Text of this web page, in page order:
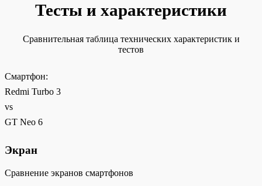
Тесты и характеристики
Сравнительная таблица технических характеристик и
тестов
Смартфон:
Redmi Turbo 3
vs
GT Neo 6
Экран
Сравнение экранов смартфонов